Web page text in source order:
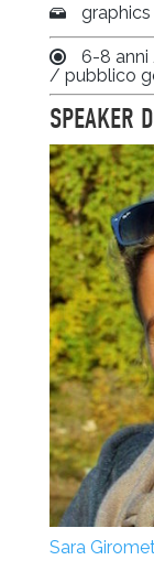
6-8 anni
/ pubblico
SPEAKER
Sara